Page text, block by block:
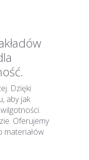
Dzięki
aby jak
Oferujemy
materiałów